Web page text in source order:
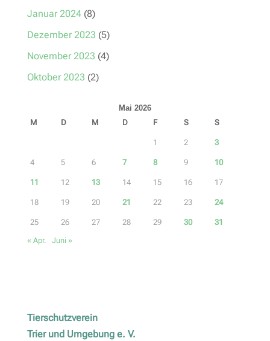
Januar 2024(8)
Dezember 2023 (5)
November 2023 (4)
Oktober 2023 (2)
Mai 2026
M
D M D F S S
1 2 3
4 5 6 7 8 9 10
11 12 13 14 15 16 17
18 19 20 21 22 23 24
25 26 27 28 29 30
31
« Apr.
Juni »
Tierschutzverein
Trier und Umgebung e. V.